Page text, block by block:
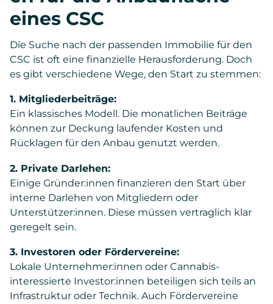
eines CSC
Die Suche nach der passenden Immobilie für den
CSC ist oft eine finanzielle Herausforderung. Doch
es gibt verschiedene Wege, den Start zu stemmen:
1. Mitgliederbeiträge:
Ein klassisches Modell. Die monatlichen Beiträge
können zur Deckung laufender Kosten und
Rücklagen für den Anbau genutzt werden.
2. Private Darlehen:
Einige Gründer:innen finanzieren den Start über
interne Darlehen von Mitgliedern oder
Unterstützer:innen. Diese müssen vertraglich klar
geregelt sein.
3. Investoren oder Fördervereine:
Lokale Unternehmer:innen oder Cannabis-
interessierte Investor:innen beteiligen sich teils an
Infrastruktur oder Technik. Auch Fördervereine